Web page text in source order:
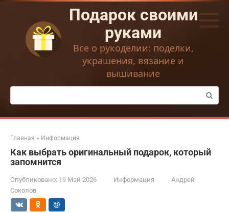
Перейти
контенту
Подарок своими
руками
Все о рукоделии: поделки,
украшения, вязание и
вышивание
Поиск:
Главная » Информация
Как выбрать оригинальный подарок, который
запомнится
Опубликовано: 19 Май 2026 Информация
Андрей
Соколов